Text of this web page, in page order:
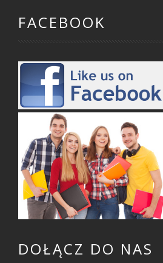
FACEBOOK
DOŁĄCZ DO NAS